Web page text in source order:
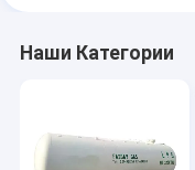
Главная страница
О Компании
Наши Категории